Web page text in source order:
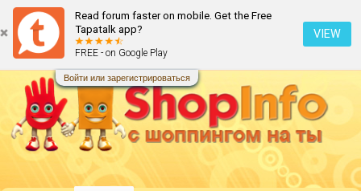
Read forum faster on mobile. Get the Free
Tapatalk app?
FREE - on Google Play
VIEW
Войти или зарегистрироваться